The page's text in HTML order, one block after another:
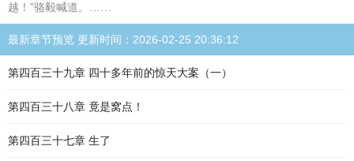
越！”骆毅喊道。……
最新章节预览 更新时间：2026-02-25 20:36:12
第四百三十九章 四十多年前的惊天大案（一）
第四百三十八章 竟是窝点！
第四百三十七章 生了